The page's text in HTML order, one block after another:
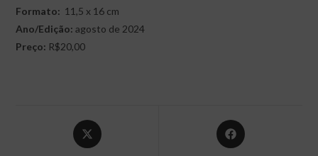
Formato: 11,5 x 16 cm
Ano/Edição:agosto de 2024
Preço: R$20,00
Abre
em
Abre
em